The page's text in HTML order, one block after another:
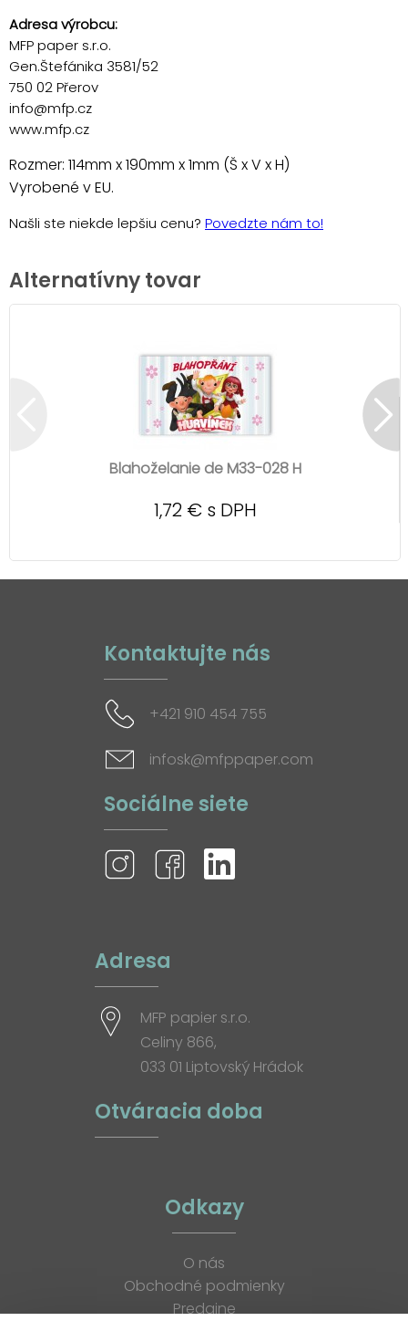
Adresa výrobcu:
MFP paper s.r.o.
Gen.Štefánika 3581/52
750 02 Přerov
info@mfp.cz
www.mfp.cz
Rozmer: 114mm x 190mm x 1mm (Š x V x H)
Vyrobené v EU.
Našli ste niekde lepšiu cenu? Povedzte nám to!
Alternatívny tovar
Blahoželanie de M33-028 H
1,72 € s DPH
Kontaktujte nás
+421 910 454 755
infosk@mfppaper.com
Sociálne siete
Adresa
MFP papier s.r.o.
Celiny 866,
033 01 Liptovský Hrádok
Otváracia doba
Odkazy
O nás
Obchodné podmienky
Predajne